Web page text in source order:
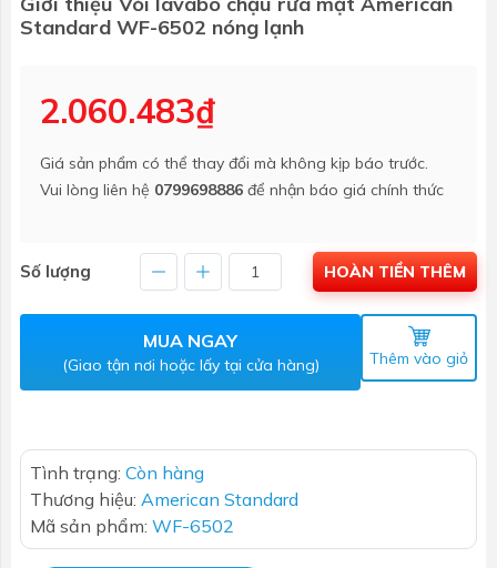
Standard WF-6502 nóng lạnh
2.060.483₫
Giá sản phẩm có thể thay đổi mà không kịp báo trước.
Vui lòng liên hệ 0799698886 để nhận báo giá chính thức
Số lượng HOÀN TIỀN THÊM
MUA NGAY
(Giao tận nơi hoặc lấy tại cửa hàng) Thêm vào giỏ
Tình trạng: Còn hàng
Thương hiệu: American Standard
Mã sản phẩm: WF-6502